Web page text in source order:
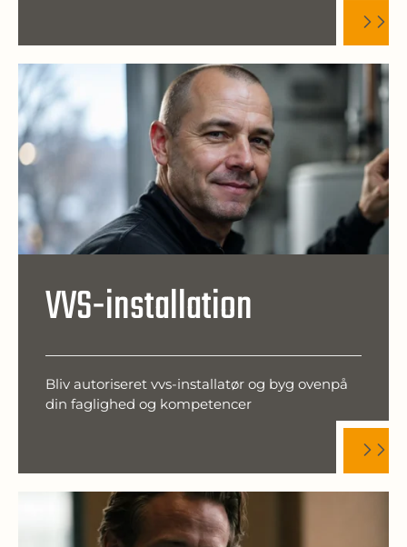
VVS-installation
Bliv autoriseret vvs-installatør og byg ovenpå
din faglighed og kompetencer